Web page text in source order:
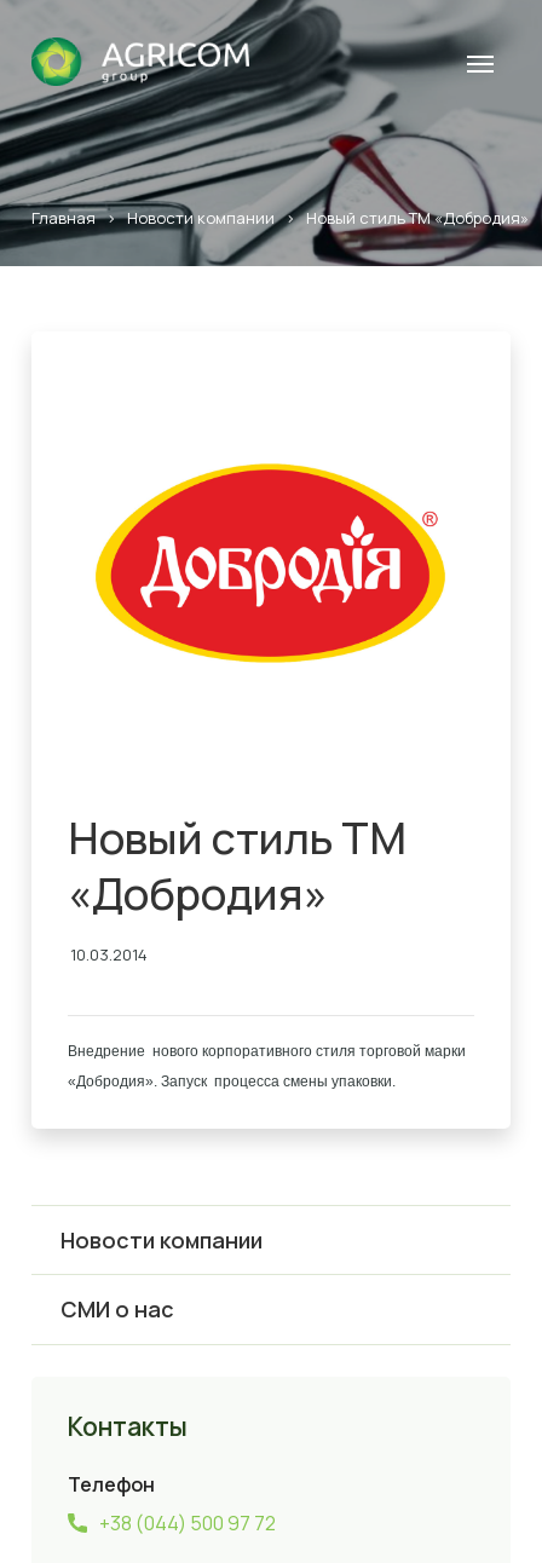
Главная>Новости компании>Новый стиль ТМ «Добродия»
Новый стиль ТМ
«Добродия»
10.03.2014
Внедрение нового корпоративного стиля торговой марки
«Добродия». Запуск процесса смены упаковки.
Новости компании
СМИ о нас
Контакты
Телефон
+38 (044) 500 97 72